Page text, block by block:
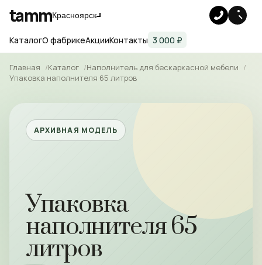
tammКрасноярск
КаталогО фабрикеАкцииКонтакты 3 000 ₽
Главная Каталог
Наполнитель для бескаркасной мебели
Упаковка наполнителя 65 литров
АРХИВНАЯ МОДЕЛЬ
Упаковка
наполнителя 65
литров